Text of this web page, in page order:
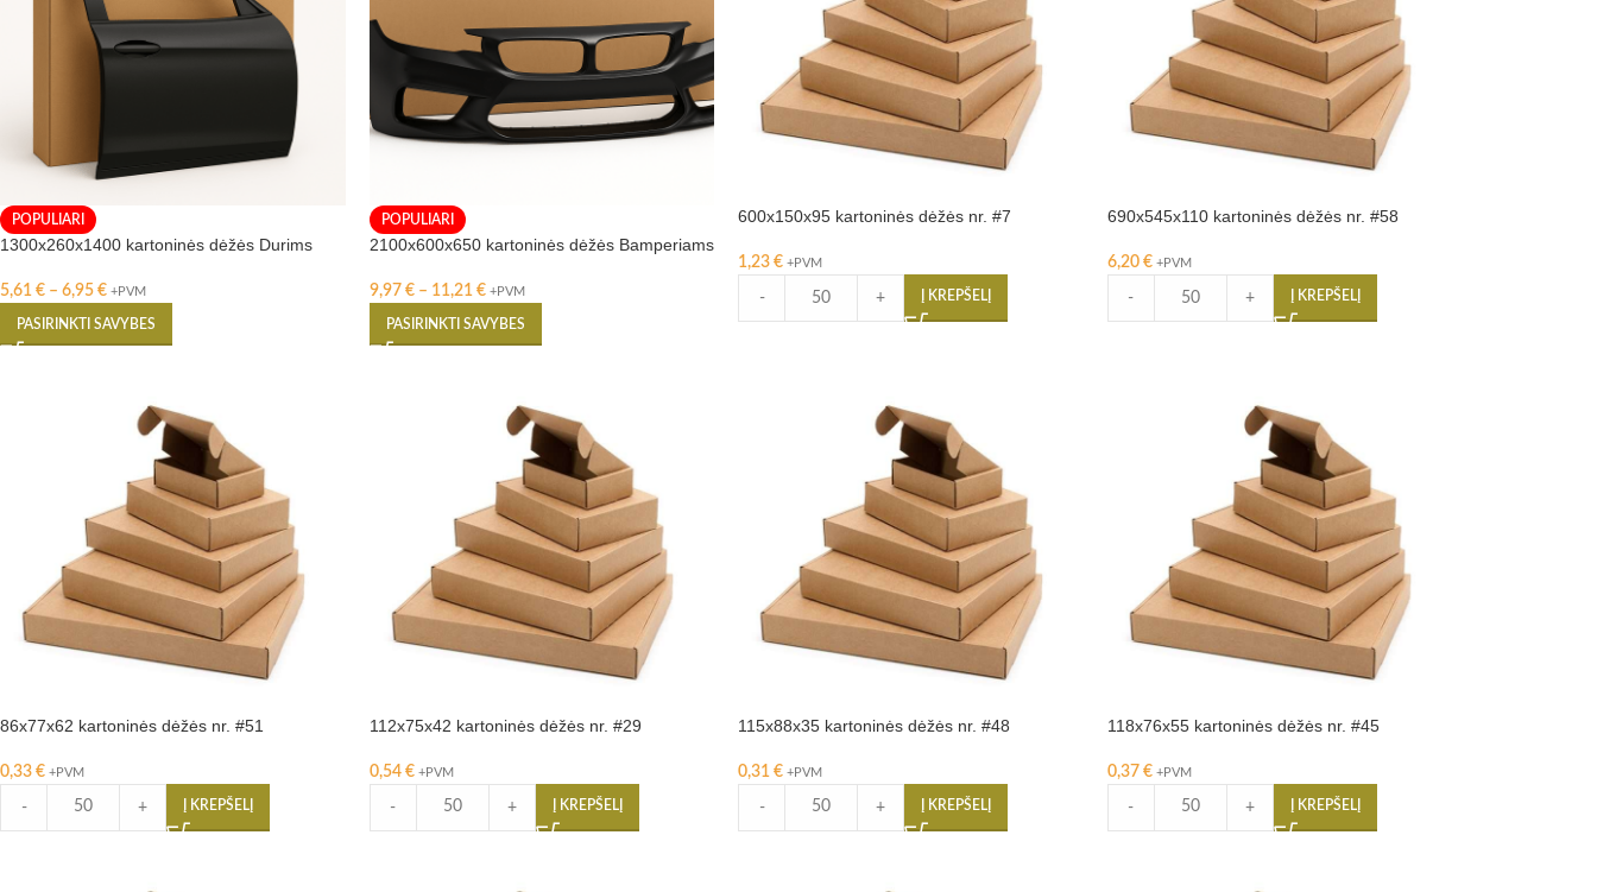
POPULIARI
1300x260x1400 kartoninės dėžės Durims
5,61 € – 6,95 € +PVM
PASIRINKTI SAVYBES
POPULIARI
2100x600x650 kartoninės dėžės Bamperiams
9,97 €– 11,21 € +PVM
PASIRINKTI SAVYBES
600x150x95 kartoninės dėžės nr. #7
1,23 € +PVM
- + Į KREPŠELĮ
690x545x110 kartoninės dėžės nr. #58
6,20 € +PVM
- + Į KREPŠELĮ
86x77x62 kartoninės dėžės nr. #51
0,33 € +PVM
- + Į KREPŠELĮ
112x75x42 kartoninės dėžės nr. #29
0,54 € +PVM
- + Į KREPŠELĮ
115x88x35 kartoninės dėžės nr. #48
0,31 € +PVM
- + Į KREPŠELĮ
118x76x55 kartoninės dėžės nr. #45
0,37 € +PVM
- + Į KREPŠELĮ